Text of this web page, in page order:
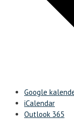
Google
iCalendar
Outlook 365